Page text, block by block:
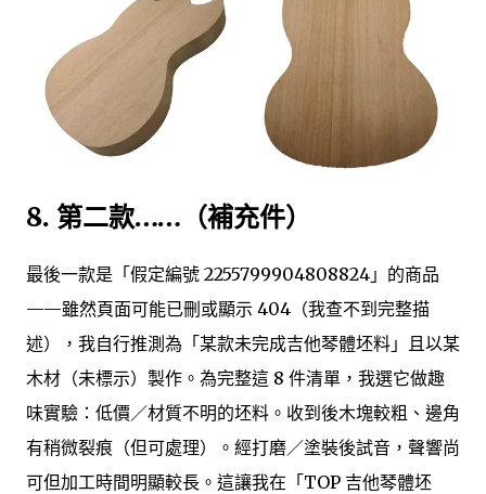
8. 第二款……（補充件）
最後一款是「假定編號 2255799904808824」的商品
——雖然頁面可能已刪或顯示 404（我查不到完整描
述），我自行推測為「某款未完成吉他琴體坯料」且以某
木材（未標示）製作。為完整這 8 件清單，我選它做趣
味實驗：低價／材質不明的坯料。收到後木塊較粗、邊角
有稍微裂痕（但可處理）。經打磨／塗裝後試音，聲響尚
可但加工時間明顯較長。這讓我在「TOP 吉他琴體坯